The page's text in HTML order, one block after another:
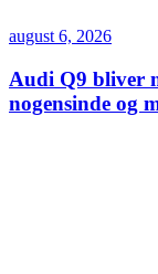
august 6, 2026
Audi Q9 bliver
nogensinde og